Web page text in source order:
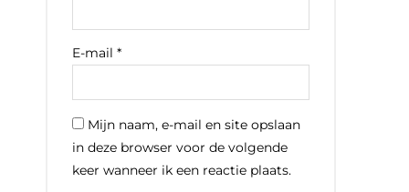
E-mail*
Mijn naam, e-mail en site opslaan
in deze browser voor de volgende
keer wanneer ik een reactie plaats.